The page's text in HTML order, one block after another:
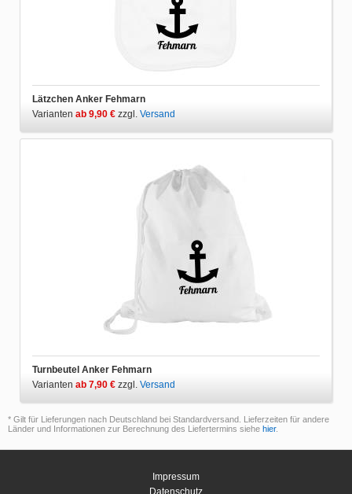
Lätzchen Anker Fehmarn
Varianten ab 9,90 € zzgl. Versand
Turnbeutel Anker Fehmarn
Varianten ab 7,90 € zzgl. Versand
* Gilt für Lieferungen nach Deutschland bei Standardversand. Lieferzeiten für andere
Länder und Informationen zur Berechnung des Liefertermins siehe hier.
Impressum
Datenschutz